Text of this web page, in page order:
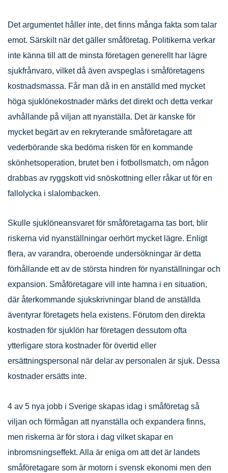
Det argumentet håller inte, det finns många fakta som talar
emot. Särskilt när det gäller småföretag. Politikerna verkar
inte känna till att de minsta företagen generellt har lägre
sjukfrånvaro, vilket då även avspeglas i småföretagens
kostnadsmassa. Får man då in en anställd med mycket
höga sjuklönekostnader märks det direkt och detta verkar
avhållande på viljan att nyanställa. Det är kanske för
mycket begärt av en rekryterande småföretagare att
vederbörande ska bedöma risken för en kommande
skönhetsoperation, brutet ben i fotbollsmatch, om någon
drabbas av ryggskott vid snöskottning eller råkar ut för en
fallolycka i slalombacken.
Skulle sjuklöneansvaret för småföretagarna tas bort, blir
riskerna vid nyanställningar oerhört mycket lägre. Enligt
flera, av varandra, oberoende undersökningar är detta
förhållande ett av de största hindren för nyanställningar och
expansion. Småföretagare vill inte hamna i en situation,
där återkommande sjukskrivningar bland de anställda
äventyrar företagets hela existens. Förutom den direkta
kostnaden för sjuklön har företagen dessutom ofta
ytterligare stora kostnader för övertid eller
ersättningspersonal när delar av personalen är sjuk. Dessa
kostnader ersätts inte.
4 av 5 nya jobb i Sverige skapas idag i småföretag så
viljan och förmågan att nyanställa och expandera finns,
men riskerna är för stora i dag vilket skapar en
inbromsningseffekt. Alla är eniga om att det är landets
småföretagare som är motorn i svensk ekonomi men den